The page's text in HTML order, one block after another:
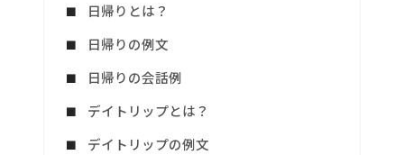
日帰りとは？
日帰りの例文
日帰りの会話例
デイトリップとは？
デイトリップの例文